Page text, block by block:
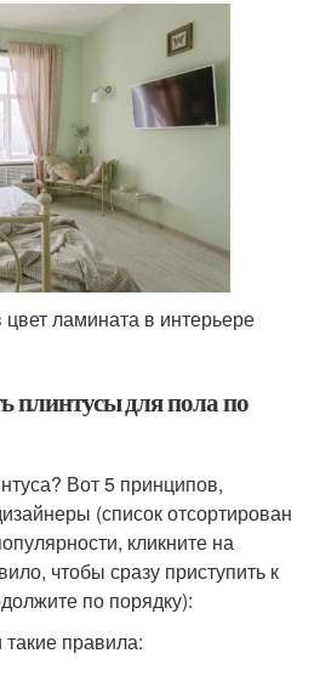
ламината в интерьере
плинтусы для пола по
Вот 5 принципов,
(список отсортирован
кликните на
чтобы сразу приступить к
по порядку):
правила: